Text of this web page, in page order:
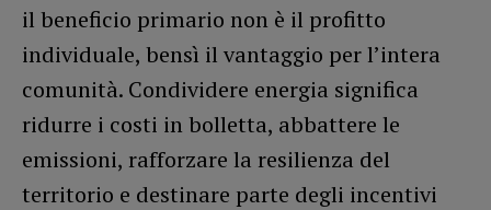
il beneficio primario non è il profitto
individuale, bensì il vantaggio per l’intera
comunità. Condividere energia significa
ridurre i costi in bolletta, abbattere le
emissioni, rafforzare la resilienza del
territorio e destinare parte degli incentivi